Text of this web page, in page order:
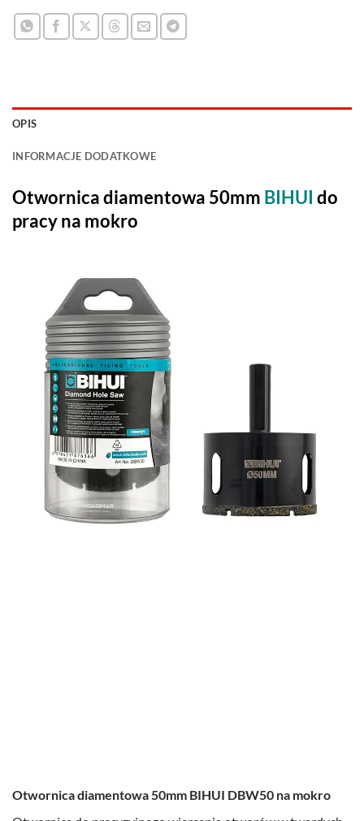
OPIS
INFORMACJE DODATKOWE
Otwornica diamentowa 50mm BIHUI do
pracy na mokro
Otwornica diamentowa 50mm BIHUI DBW50 na mokro